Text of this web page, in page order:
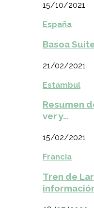
15/10/2021
España
Basoa
21/02/2021
Estambul
Resumen
ver y…
15/02/2021
Francia
Tren de